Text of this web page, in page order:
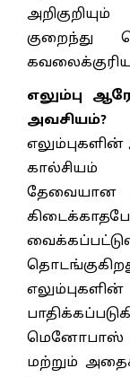
எலும்பு
அவசியம்?
கால்சியம்
தேவையான
மெனோபாஸ்
மற்றும்